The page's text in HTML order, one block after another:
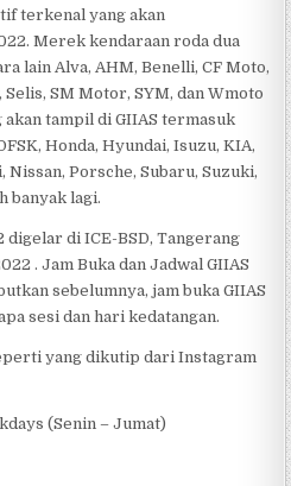
terkenal yang akan
Merek kendaraan roda dua
lain Alva, AHM, Benelli, CF Moto,
Selis, SM Motor, SYM, dan Wmoto
tampil di GIIAS termasuk
Honda, Hyundai, Isuzu, KIA,
Nissan, Porsche, Subaru, Suzuki,
banyak lagi.
di ICE-BSD, Tangerang
. Jam Buka dan Jadwal GIIAS
sebelumnya, jam buka GIIAS
sesi dan hari kedatangan.
yang dikutip dari Instagram
(Senin – Jumat)